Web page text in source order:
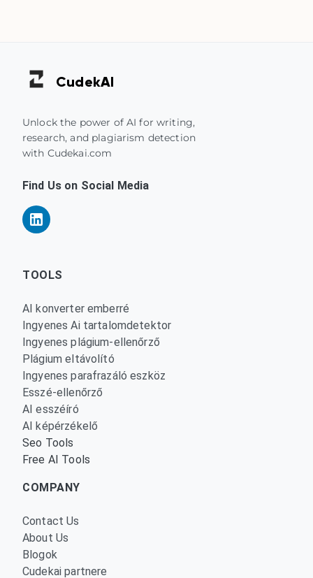
CudekAI
Unlock the power of AI for writing,
research, and plagiarism detection
with Cudekai.com
Find Us on Social Media
TOOLS
AI konverter emberré
Ingyenes Ai tartalomdetektor
Ingyenes plágium-ellenőrző
Plágium eltávolító
Ingyenes parafrazáló eszköz
Esszé-ellenőrző
AI esszéíró
AI képérzékelő
Seo Tools
Free AI Tools
COMPANY
Contact Us
About Us
Blogok
Cudekai partnere